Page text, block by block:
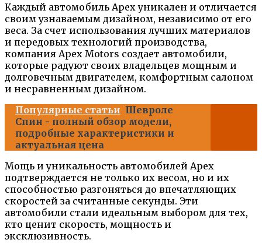
Каждый автомобиль Apex уникален и отличается
своим узнаваемым дизайном, независимо от его
веса. За счет использования лучших материалов
и передовых технологий производства,
компания Apex Motors создает автомобили,
которые радуют своих владельцев мощным и
долговечным двигателем, комфортным салоном
и несравненным дизайном.
Популярные статьи Шевроле
Спин - полный обзор модели,
подробные характеристики и
актуальная цена
Мощь и уникальность автомобилей Apex
подтверждается не только их весом, но и их
способностью разгоняться до впечатляющих
скоростей за считанные секунды. Эти
автомобили стали идеальным выбором для тех,
кто ценит скорость, мощность и
эксклюзивность.